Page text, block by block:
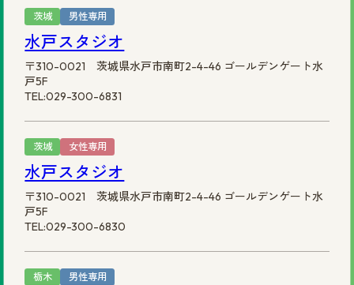
茨城 男性専用
水戸スタジオ
〒310-0021 茨城県水戸市南町2-4-46 ゴールデンゲート水
戸5F
TEL:029-300-6831
茨城 女性専用
水戸スタジオ
〒310-0021 茨城県水戸市南町2-4-46 ゴールデンゲート水
戸5F
TEL:029-300-6830
栃木 男性専用